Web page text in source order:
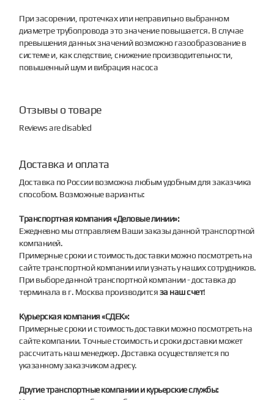
При засорении, протечках или неправильно выбранном
диаметре трубопровода это значение повышается. В случае
превышения данных значений возможно газообразование в
системе и, как следствие, снижение производительности,
повышенный шум и вибрация насоса
Отзывы о товаре
Reviews are disabled
Доставка и оплата
Доставка по России возможна любым удобным для заказчика
способом. Возможные варианты:
Транспортная компания «Деловые линии»:
Ежедневно мы отправляем Ваши заказы данной транспортной
компанией.
Примерные сроки и стоимость доставки можно посмотреть на
сайте транспортной компании или узнать у наших сотрудников.
При выборе данной транспортной компании - доставка до
терминала в г. Москва производитсяза наш счет!
Курьерская компания «СДЕК»:
Примерные сроки и стоимость доставки можно посмотреть на
сайте компании. Точные стоимость и сроки доставки может
рассчитать наш менеджер. Доставка осуществляется по
указанному заказчиком адресу.
Другие транспортные компании и курьерские службы: